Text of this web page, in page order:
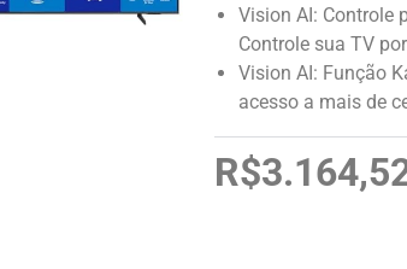
Vision AI: Controle
Controle sua TV
Vision AI: Função
acesso a mais de